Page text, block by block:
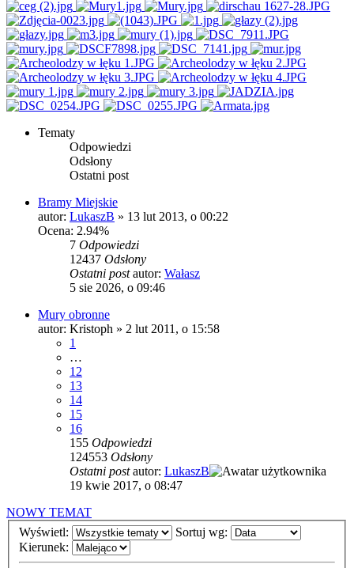
Tematy
Odpowiedzi
Odsłony
Ostatni post
Bramy Miejskie
autor: LukaszB » 13 lut 2013, o 00:22
Ocena: 2.94%
7 Odpowiedzi
12437 Odsłony
Ostatni postautor: Wałasz
5 sie 2026, o 09:46
Mury obronne
autor: Kristoph » 2 lut 2011, o 15:58
1
…
12
13
14
15
16
155 Odpowiedzi
124553 Odsłony
Ostatni postautor: LukaszB
19 kwie 2017, o 08:47
NOWY TEMAT
Wyświetl:
Sortuj wg:
Kierunek: